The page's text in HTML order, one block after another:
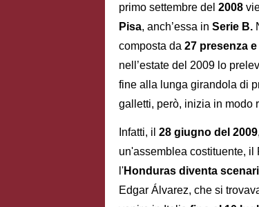
primo settembre del 2008
Pisa, anch’essa in Serie B.
composta da 27 presenza
nell’estate del 2009 lo
fine alla lunga girandola di
galletti, però, inizia in modo
Infatti, il 28 giugno del 2009
un'assemblea costituente, il
l'Honduras diventa
Edgar Álvarez, che si